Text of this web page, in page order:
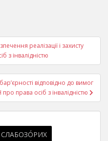
реалізації і захисту
з інвалідністю
відповідно до вимог
права осіб з інвалідністю